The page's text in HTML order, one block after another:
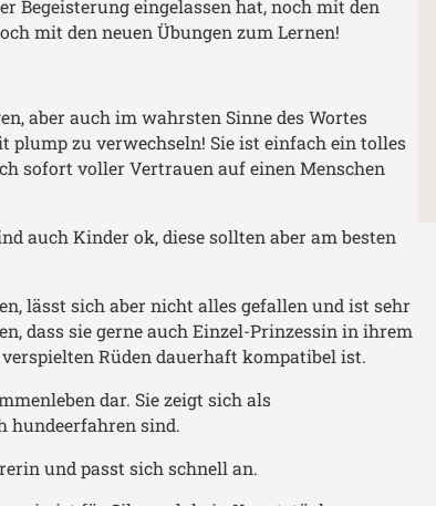
Begeisterung eingelassen hat, noch mit den
mit den neuen Übungen zum Lernen!
aber auch im wahrsten Sinne des Wortes
zu verwechseln! Sie ist einfach ein tolles
sofort voller Vertrauen auf einen Menschen
auch Kinder ok, diese sollten aber am besten
lässt sich aber nicht alles gefallen und ist sehr
dass sie gerne auch Einzel-Prinzessin in ihrem
Rüden dauerhaft kompatibel ist.
dar. Sie zeigt sich als
hundeerfahren sind.
und passt sich schnell an.